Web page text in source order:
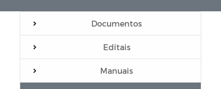
Documentos
Editais
Manuais